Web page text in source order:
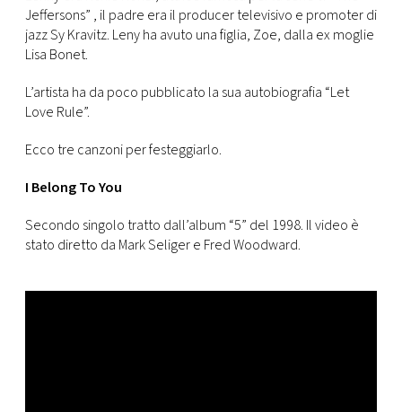
CONSIGLIA
Jeffersons” , il padre era il producer televisivo e promoter di
jazz Sy Kravitz. Leny ha avuto una figlia, Zoe, dalla ex moglie
Lisa Bonet.
L’artista ha da poco pubblicato la sua autobiografia “Let
Love Rule”.
Ecco tre canzoni per festeggiarlo.
I Belong To You
Secondo singolo tratto dall’album “5” del 1998. Il video è
stato diretto da Mark Seliger e Fred Woodward.